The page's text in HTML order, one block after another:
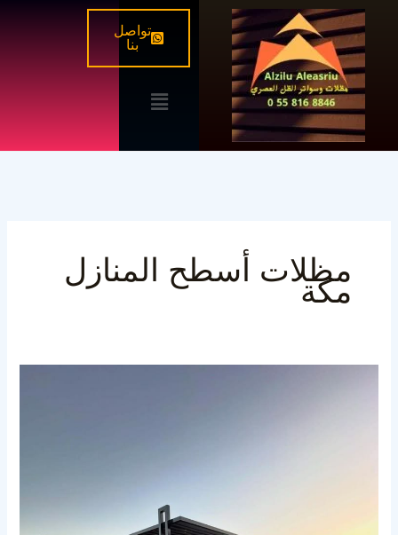
تخطي
المحتوى
تواصل
بنا
القائمة
مظلات أسطح المنازل
مكة